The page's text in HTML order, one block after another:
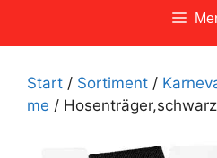
Start / Sortiment /
me / Hosenträger,schwarz